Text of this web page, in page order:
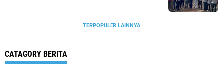
TERPOPULER LAINNYA
CATAGORY BERITA